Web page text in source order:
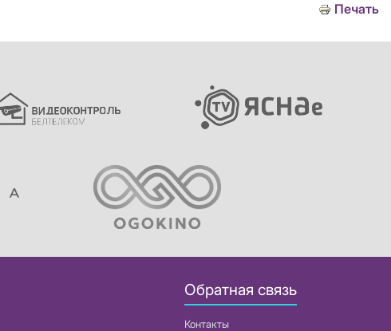
Печать
Обратная связь
Контакты